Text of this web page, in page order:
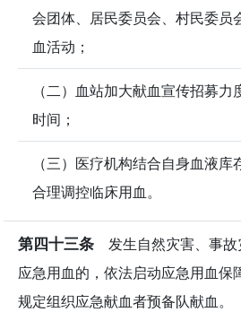
会团体、居民委员会、村民委员
血活动；
（二）血站加大献血宣传招募
时间；
（三）医疗机构结合自身血液库
合理调控临床用血。
第四十三条 发生自然灾害、事
应急用血的，依法启动应急用血保
规定组织应急献血者预备队献血。